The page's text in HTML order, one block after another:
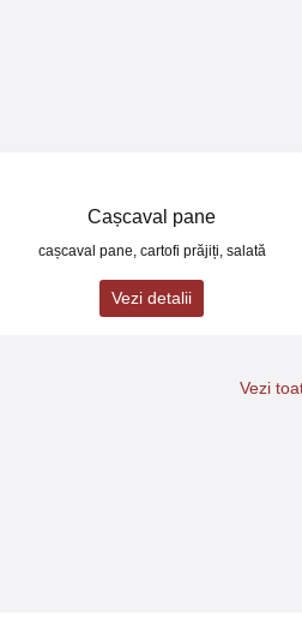
Cașcaval pane
cașcaval pane, cartofi prăjiți, salată
Vezi detalii
Vezi